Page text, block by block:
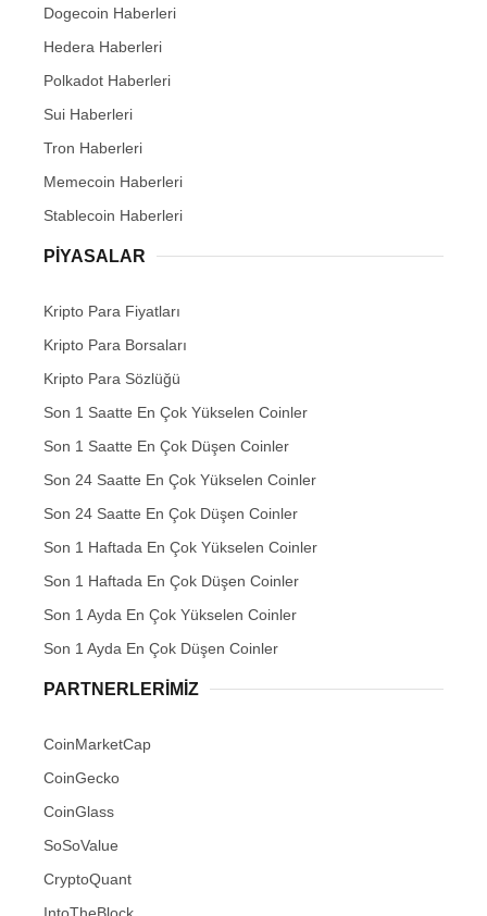
Dogecoin Haberleri
Hedera Haberleri
Polkadot Haberleri
Sui Haberleri
Tron Haberleri
Memecoin Haberleri
Stablecoin Haberleri
PIYASALAR
Kripto Para Fiyatları
Kripto Para Borsaları
Kripto Para Sözlüğü
Son 1 Saatte En Çok Yükselen Coinler
Son 1 Saatte En Çok Düşen Coinler
Son 24 Saatte En Çok Yükselen Coinler
Son 24 Saatte En Çok Düşen Coinler
Son 1 Haftada En Çok Yükselen Coinler
Son 1 Haftada En Çok Düşen Coinler
Son 1 Ayda En Çok Yükselen Coinler
Son 1 Ayda En Çok Düşen Coinler
PARTNERLERIMIZ
CoinMarketCap
CoinGecko
CoinGlass
SoSoValue
CryptoQuant
IntoTheBlock